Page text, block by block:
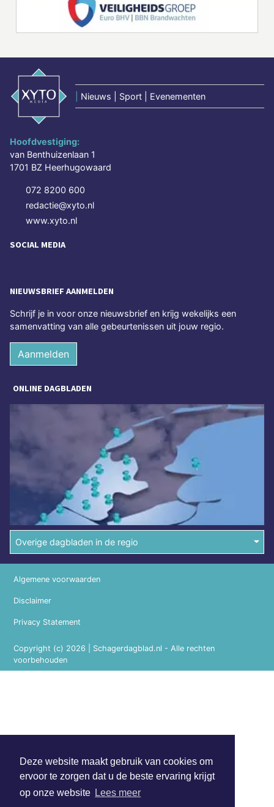
Deze website maakt gebruik van cookies om
ervoor te zorgen dat u de beste ervaring krijgt
op onze website Lees meer
Nieuws | Sport | Evenementen
Hoofdvestiging:
van Benthuizenlaan 1
1701 BZ Heerhugowaard
072 8200 600
redactie@xyto.nl
www.xyto.nl
SOCIAL MEDIA
NIEUWSBRIEF AANMELDEN
Schrijf je in voor onze nieuwsbrief en krijg wekelijks een
samenvatting van alle gebeurtenissen uit jouw regio.
Aanmelden
ONLINE DAGBLADEN
Overige dagbladen in de regio
Copyright (c) 2026 | Schagerdagblad.nl - Alle rechten
voorbehouden
Algemene voorwaarden
Disclaimer
Privacy Statement